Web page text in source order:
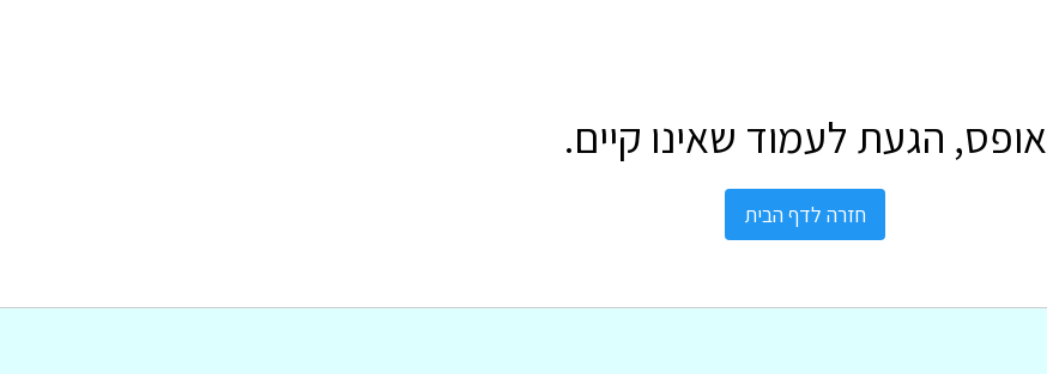
אופס, הגעת לעמוד שאינו קיים.
חזרה לדף הבית